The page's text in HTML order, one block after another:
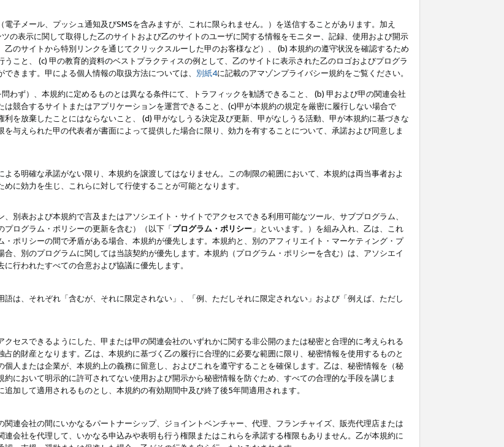
子メール、プッシュ通知及びSMSを含みますが、これに限られません。）を送信することがあります。加え
の表示に関して取得した乙のサイトおよび乙のサイトのユーザに関する情報をモニター、記録、使用および開示
のサイトから特別リンクを通じてクリックスルーした甲のお客様など）、 (b) 本規約の遵守状況を確認するため
こと、 (c) 甲の教育的資料のベストプラクティスの例として、乙のサイトに表示された乙のロゴおよびプログラ
きます。甲による個人情報の取扱方法については、 別紙4に記載のアマゾンプライバシー規約をご覧ください。
わず）、本規約に定めるものとは異なる条件にて、トラフィックを勧誘できること、 (b) 甲および甲の関連会社
競合するサイトまたはアプリケーションを運営できること、(c)甲が本規約の規定を厳密に履行しない場合で
を放棄したことにはならないこと、 (d) 甲がなしうる決定及び更新、甲がなしうる活動、甲が本規約に基づきな
与えられた甲の代表者が書面によって提供した場合に限り、効力を有することについて、承諾および同意しま
る明確な承諾がない限り、本規約を譲渡してはなりません。この制限の範囲において、本規約は両当事者およ
に効力を生じ、これらに対して行使することが可能となります。
別表および本規約で言及またはアソシエイト・サイトでアクセスできる利用可能なツール、サブプログラム、
ログラム・ポリシーの更新を含む）（以下「プログラム・ポリシー 」といいます。）を組み入れ、乙は、これ
ポリシーの間で矛盾がある場合、本規約が優先します。本規約と、別のアフィリエイト・マーケティング・プ
、別のプログラムに関しては当該契約が優先します。本規約（プログラム・ポリシーを含む）は、アソシエイ
行われたすべての合意および協議に優先します。
は、それぞれ「含むが、それに限定されない」、「例、ただしそれに限定されない」および「例えば、ただし
セスできるようにした、甲または甲の関連会社のいずれかに関する非公開のまたは秘密と合理的に考えられる
占的財産となります。乙は、本規約に基づく乙の履行に合理的に必要な範囲に限り、秘密情報を使用するものと
人または企業が、本規約上の義務に留意し、およびこれを遵守することを確保します。乙は、秘密情報を（秘
において明示的に許可されてない使用および開示から秘密情報を防ぐため、すべての合理的な手段を講じま
加して適用されるものとし、本規約の有効期間中及び終了後5年間適用されます。
連会社の間にいかなるパートナーシップ、ジョイントベンチャー、代理、フランチャイズ、販売代理店または
会社を代理して、いかなる申込みや表明も行う権限またはこれらを承諾する権限もありません。乙が本規約に